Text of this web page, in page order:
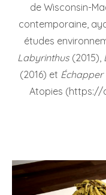
de Wisconsin-
contemporaine,
études
Labyrinthus(2015),
(2016) et
Atopies (https://